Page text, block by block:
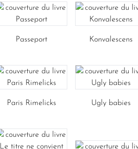
Passeport Konvalescens
Paris Rimelicks Ugly babies